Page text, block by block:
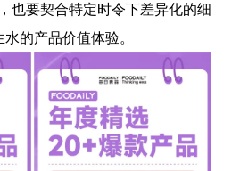
也要契合特定时令下差异化的细
的产品价值体验。